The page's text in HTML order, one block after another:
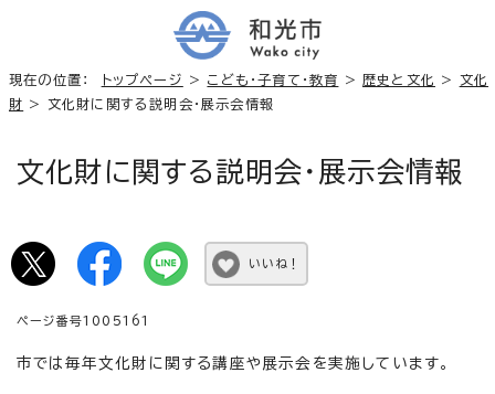
現在の位置： トップページ > こども・子育て・教育 > 歴史と文化 > 文化
財 > 文化財に関する説明会・展示会情報
文化財に関する説明会・展示会情報
いいね！
ページ番号1005161
市では毎年文化財に関する講座や展示会を実施しています。